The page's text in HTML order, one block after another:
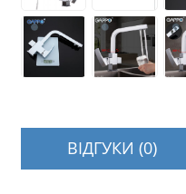
ВІДГУКИ (0)